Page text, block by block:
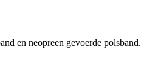
en neopreen gevoerde polsband.